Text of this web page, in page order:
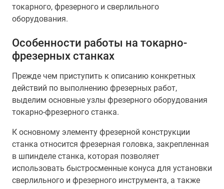
токарного, фрезерного и сверлильного
оборудования.
Особенности работы на токарно-
фрезерных станках
Прежде чем приступить к описанию конкретных
действий по выполнению фрезерных работ,
выделим основные узлы фрезерного оборудования
токарно-фрезерного станка.
К основному элементу фрезерной конструкции
станка относится фрезерная головка, закрепленная
в шпинделе станка, которая позволяет
использовать быстросменные конуса для установки
сверлильного и фрезерного инструмента, а также